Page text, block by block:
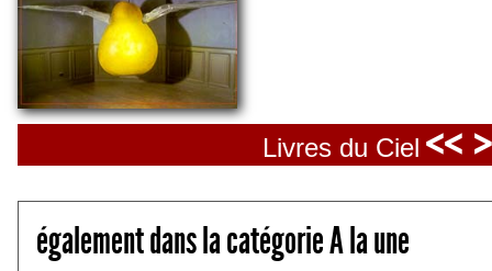
Livres du Ciel <<
également dans la catégorie A la une